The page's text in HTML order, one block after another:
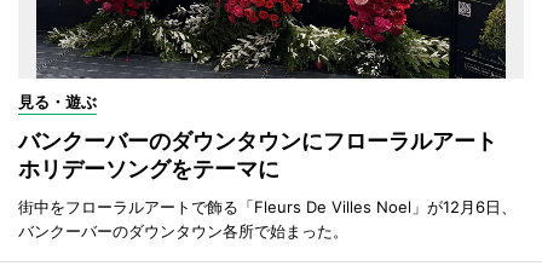
見る・遊ぶ
バンクーバーのダウンタウンにフローラルアート
ホリデーソングをテーマに
街中をフローラルアートで飾る「Fleurs De Villes Noel」が12月6日、
バンクーバーのダウンタウン各所で始まった。